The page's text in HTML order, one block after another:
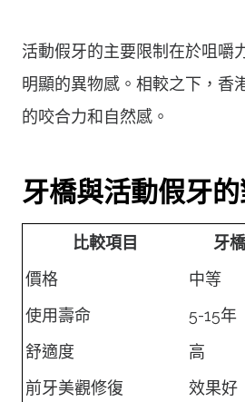
活動假牙的主要限制在於咀嚼
明顯的異物感。相較之下，香
的咬合力和自然感。
牙橋與活動假牙
比較項目 牙橋
價格
中等
使用壽命
5-15年
舒適度
高
前牙美觀修復
效果好